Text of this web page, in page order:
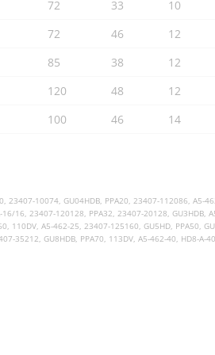
72 33 10
72 46 12
85 38 12
120 48 12
100 46 14
23407-10074, GU04HDB, PPA20, 23407-112086,
16, 23407-120128, PPA32, 23407-20128, GU3HDB,
110DV, A5-462-25, 23407-125160, GU5HD, PPA50,
35212, GU8HDB, PPA70, 113DV, A5-462-40, HD8-